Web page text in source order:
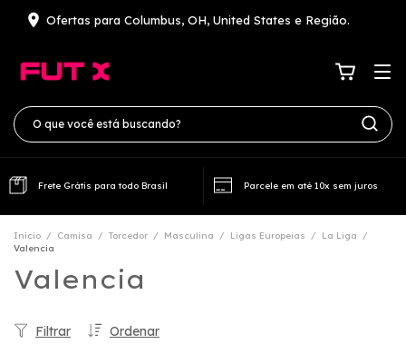
Ofertas para Columbus, OH, United States e Região.
Frete Grátis para todo Brasil Parcele em até 10x sem juros
Início / Camisa / Torcedor / Masculina / Ligas Europeias / La Liga
/
Valencia
Valencia
Ordenar
Filtrar